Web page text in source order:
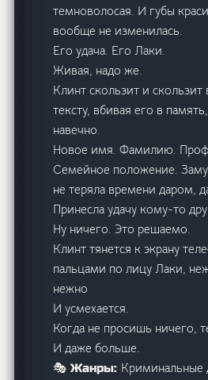
темноволосая. И губы
вообще не изменилась.
Его удача. Его Лаки.
Живая, надо же.
Клинт скользит и скользит
тексту, вбивая его в
навечно.
Новое имя. Фамилию.
Семейное положение.
не теряла времени даром,
Принесла удачу кому-то
Ну ничего. Это решаемо.
Клинт тянется к экрану
пальцами по лицу Лаки,
нежно
И усмехается.
Когда не просишь ничего,
И даже больше.
🎭 Жанры: Криминальные